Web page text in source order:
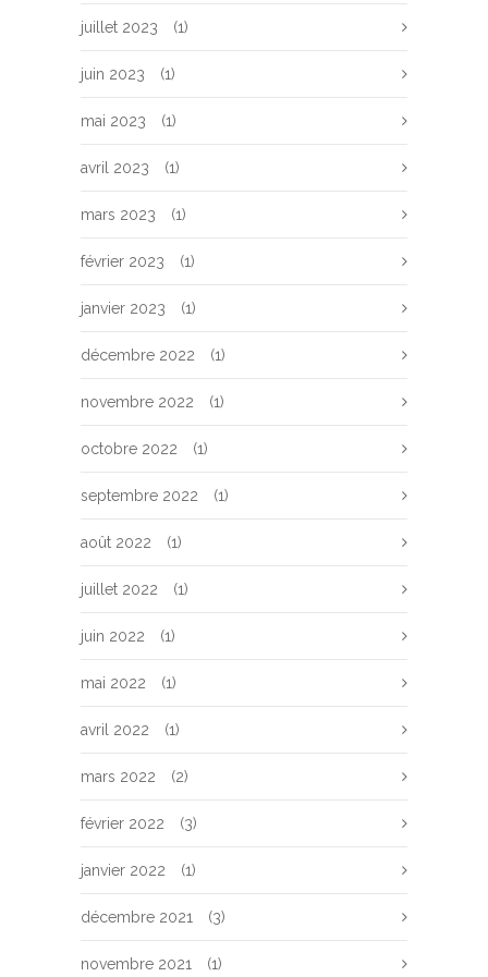
juillet 2023 (1)
juin 2023 (1)
mai 2023 (1)
avril 2023 (1)
mars 2023 (1)
février 2023 (1)
janvier 2023 (1)
décembre 2022 (1)
novembre 2022 (1)
octobre 2022 (1)
septembre 2022 (1)
août 2022 (1)
juillet 2022 (1)
juin 2022 (1)
mai 2022 (1)
avril 2022 (1)
mars 2022 (2)
février 2022 (3)
janvier 2022 (1)
décembre 2021 (3)
novembre 2021 (1)